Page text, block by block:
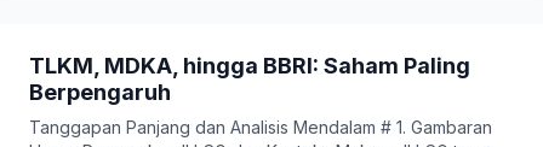
TLKM, MDKA, hingga BBRI: Saham Paling
Berpengaruh
Tanggapan Panjang dan Analisis Mendalam # 1. Gambaran